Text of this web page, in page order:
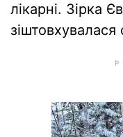
лікарні. Зірка